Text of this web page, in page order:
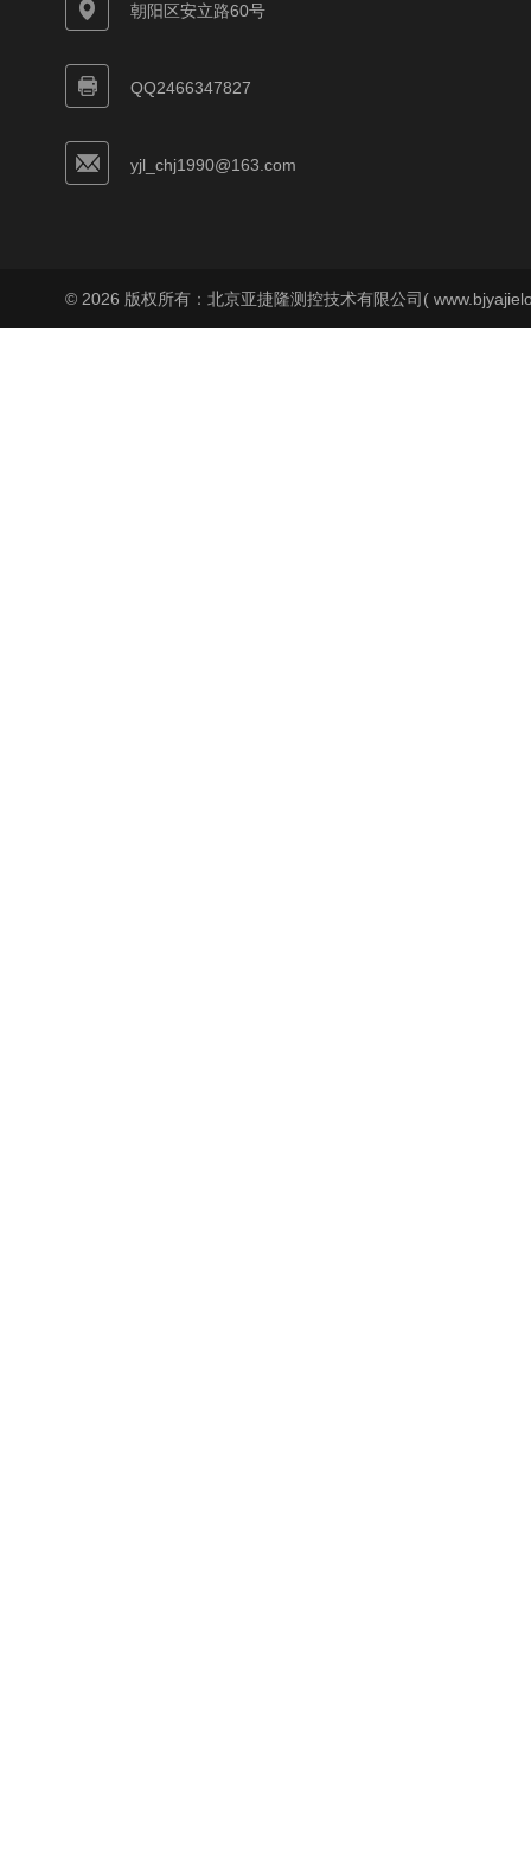
朝阳区安立路60号
QQ2466347827
yjl_chj1990@163.com
© 2026 版权所有：北京亚捷隆测控技术有限公司(